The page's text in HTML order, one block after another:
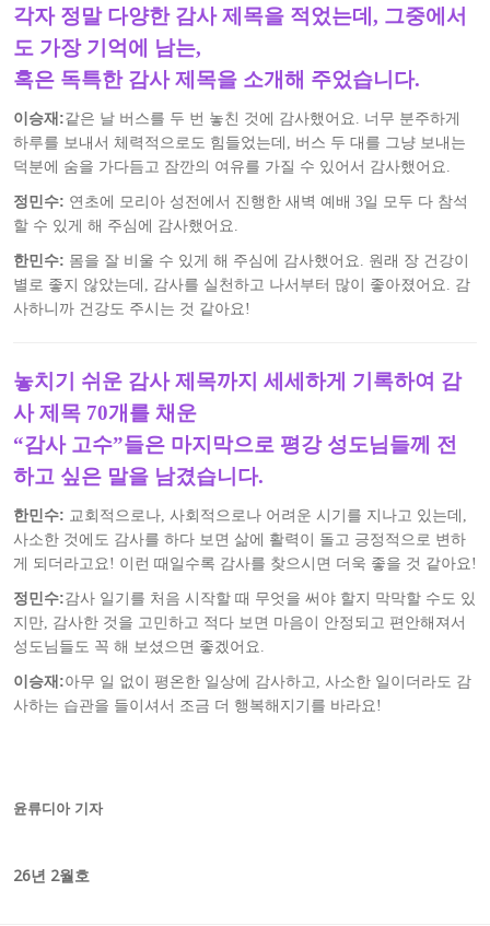
각자 정말 다양한 감사 제목을 적었는데, 그중에서
도 가장 기억에 남는,
혹은 독특한 감사 제목을 소개해 주었습니다.
이승재:같은 날 버스를 두 번 놓친 것에 감사했어요. 너무 분주하게
하루를 보내서 체력적으로도 힘들었는데, 버스 두 대를 그냥 보내는
덕분에 숨을 가다듬고 잠깐의 여유를 가질 수 있어서 감사했어요.
정민수: 연초에 모리아 성전에서 진행한 새벽 예배 3일 모두 다 참석
할 수 있게 해 주심에 감사했어요.
한민수: 몸을 잘 비울 수 있게 해 주심에 감사했어요. 원래 장 건강이
별로 좋지 않았는데, 감사를 실천하고 나서부터 많이 좋아졌어요. 감
사하니까 건강도 주시는 것 같아요!
놓치기 쉬운 감사 제목까지 세세하게 기록하여 감
사 제목 70개를 채운
“감사 고수”들은 마지막으로 평강 성도님들께 전
하고 싶은 말을 남겼습니다.
한민수: 교회적으로나, 사회적으로나 어려운 시기를 지나고 있는데,
사소한 것에도 감사를 하다 보면 삶에 활력이 돌고 긍정적으로 변하
게 되더라고요! 이런 때일수록 감사를 찾으시면 더욱 좋을 것 같아요!
정민수:감사 일기를 처음 시작할 때 무엇을 써야 할지 막막할 수도 있
지만, 감사한 것을 고민하고 적다 보면 마음이 안정되고 편안해져서
성도님들도 꼭 해 보셨으면 좋겠어요.
이승재:아무 일 없이 평온한 일상에 감사하고, 사소한 일이더라도 감
사하는 습관을 들이셔서 조금 더 행복해지기를 바라요!
윤류디아 기자
26년 2월호